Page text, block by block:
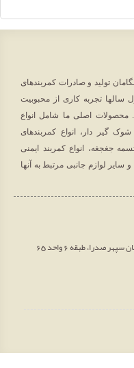
یکی از پیشگامان تولید و صادرات کمربندهای
سالها تجربه کاری از محبوبیت
محصولات اصلی ما شامل انواع
شوک گیر دار، انواع کمربندهای
جغجغه، انواع کمربند ایمنی
و سایر لوازم جانبی مرتبط به آنها
صدرا، طبقه 6 واحد 65